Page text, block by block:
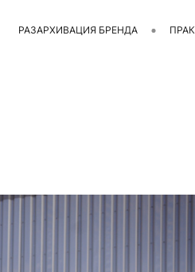
РАЗАРХИВАЦИЯ БРЕНДА